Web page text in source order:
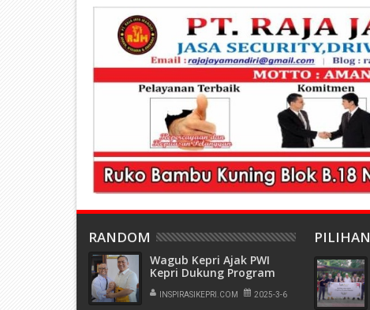
RANDOM
Wagub Kepri Ajak PWI
Kepri Dukung Program
Pariwisata dan Investasi
INSPIRASIKEPRI.COM 2025-3-6
PILIHAN